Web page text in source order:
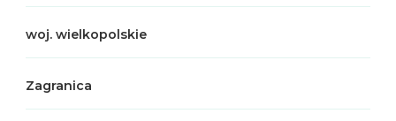
woj. wielkopolskie
Zagranica